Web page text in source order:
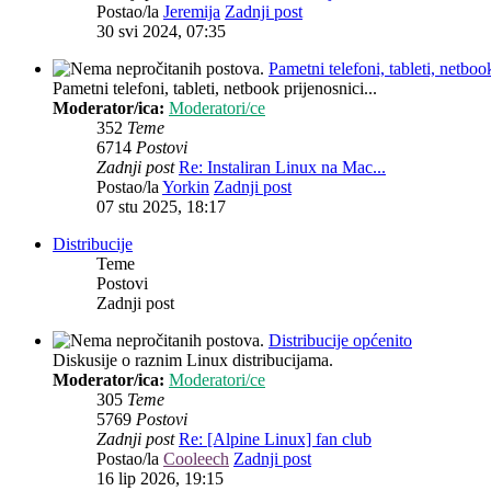
Postao/la Jeremija Zadnji post
30 svi 2024, 07:35
Pametni telefoni, tableti,
Pametni telefoni, tableti, netbook prijenosnici...
Moderator/ica: Moderatori/ce
352 Teme
6714 Postovi
Zadnji post Re: Instaliran Linux na Mac...
Postao/laYorkin Zadnji post
07 stu 2025, 18:17
Distribucije
Teme
Postovi
Zadnji post
Distribucije općenito
Diskusije o raznim Linux distribucijama.
Moderator/ica: Moderatori/ce
305 Teme
5769 Postovi
Zadnji post Re: [Alpine Linux] fan club
Postao/la Cooleech Zadnji post
16 lip 2026, 19:15